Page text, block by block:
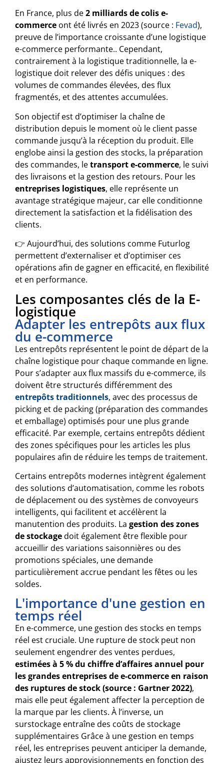
En France, plus de2 milliards de colis e-
commerce ont été livrés en 2023 (source : Fevad),
preuve de l’importance croissante d’une logistique
e-commerce performante.. Cependant,
contrairement à la logistique traditionnelle, la e-
logistique doit relever des défis uniques : des
volumes de commandes élevées, des flux
fragmentés, et des attentes accumulées.
Son objectif est d’optimiser la chaîne de
distribution depuis le moment où le client passe
commande jusqu’à la réception du produit. Elle
englobe ainsi la gestion des stocks, la préparation
des commandes, letransport e-commerce, le suivi
des livraisons et la gestion des retours. Pour les
entreprises logistiques, elle représente un
avantage stratégique majeur, car elle conditionne
directement la satisfaction et la fidélisation des
clients.
👉 Aujourd’hui, des solutions comme Futurlog
permettent d’externaliser et d’optimiser ces
opérations afin de gagner en efficacité, en flexibilité
et en performance.
Les composantes clés de la E-
logistique
Adapter les entrepôts aux flux
du e-commerce
Les entrepôts représentent le point de départ de la
chaîne logistique pour chaque commande en ligne.
Pour s’adapter aux flux massifs du e-commerce, ils
doivent être structurés différemment des
entrepôts traditionnels, avec des processus de
picking et de packing (préparation des commandes
et emballage) optimisés pour une plus grande
efficacité. Par exemple, certains entrepôts dédient
des zones spécifiques pour les articles les plus
populaires afin de réduire les temps de traitement.
Certains entrepôts modernes intègrent également
des solutions d’automatisation, comme les robots
de déplacement ou des systèmes de convoyeurs
intelligents, qui facilitent et accélèrent la
manutention des produits. La gestion des zones
de stockagedoit également être flexible pour
accueillir des variations saisonnières ou des
promotions spéciales, une demande
particulièrement accrue pendant les fêtes ou les
soldes.
L'importance d'une gestion en
temps réel
En e-commerce, une gestion des stocks en temps
réel est cruciale. Une rupture de stock peut non
seulement engendrer des ventes perdues,
estimées à 5 % du chiffre d’affaires annuel pour
les grandes entreprises de e-commerce en raison
des ruptures de stock (source : Gartner 2022),
mais elle peut également affecter la perception de
la marque par les clients. À l’inverse, un
surstockage entraîne des coûts de stockage
supplémentaires Grâce à une gestion en temps
réel, les entreprises peuvent anticiper la demande,
ajustez leurs approvisionnements en fonction des